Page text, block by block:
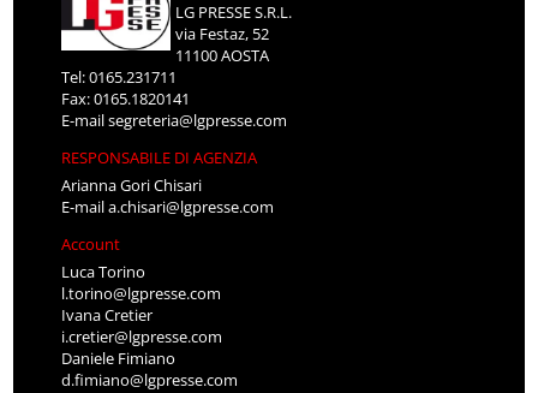
LG PRESSE S.R.L.
via Festaz, 52
11100 AOSTA
Tel: 0165.231711
Fax: 0165.1820141
E-mailsegreteria@lgpresse.com
RESPONSABILE DI AGENZIA
Arianna Gori Chisari
E-maila.chisari@lgpresse.com
Account
Luca Torino
l.torino@lgpresse.com
Ivana Cretier
i.cretier@lgpresse.com
Daniele Fimiano
d.fimiano@lgpresse.com